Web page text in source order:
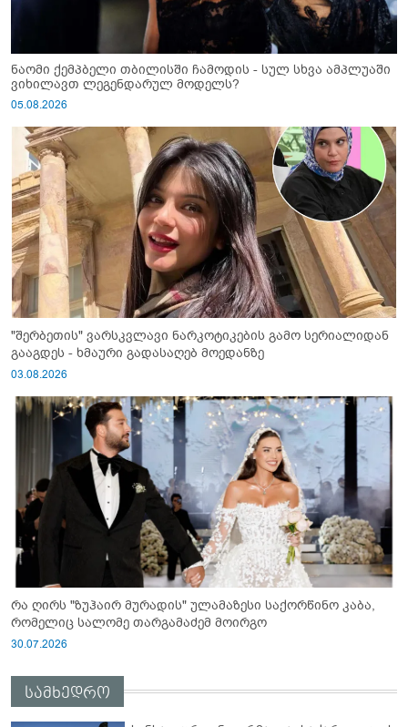
ნაომი ქემპბელი თბილისში ჩამოდის - სულ სხვა ამპლუაში
ვიხილავთ ლეგენდარულ მოდელს?
05.08.2026
"შერბეთის" ვარსკვლავი ნარკოტიკების გამო სერიალიდან
გააგდეს - ხმაური გადასაღებ მოედანზე
03.08.2026
რა ღირს "ზუჰაირ მურადის" ულამაზესი საქორწინო კაბა,
რომელიც სალომე თარგამაძემ მოირგო
30.07.2026
სამხედრო